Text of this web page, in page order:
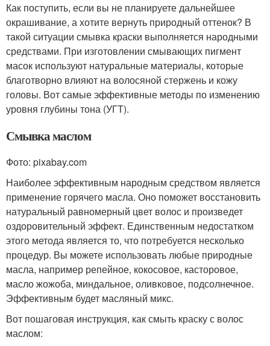
Как поступить, если вы не планируете дальнейшее
окрашивание, а хотите вернуть природный оттенок? В
такой ситуации смывка краски выполняется народными
средствами. При изготовлении смывающих пигмент
масок используют натуральные материалы, которые
благотворно влияют на волосяной стержень и кожу
головы. Вот самые эффективные методы по изменению
уровня глубины тона (УГТ).
Смывка маслом
Фото: pixabay.com
Наиболее эффективным народным средством является
применение горячего масла. Оно поможет восстановить
натуральный равномерный цвет волос и произведет
оздоровительный эффект. Единственным недостатком
этого метода является то, что потребуется несколько
процедур. Вы можете использовать любые природные
масла, например репейное, кокосовое, касторовое,
масло жожоба, миндальное, оливковое, подсолнечное.
Эффективным будет масляный микс.
Вот пошаговая инструкция, как смыть краску с волос
маслом: